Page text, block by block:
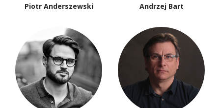
Piotr Anderszewski Andrzej Bart